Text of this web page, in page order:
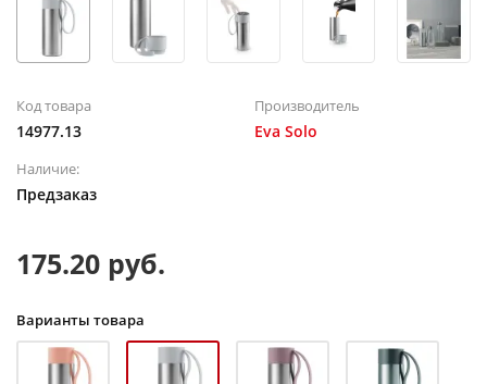
Код товара
14977.13
Производитель
Eva Solo
Наличие:
Предзаказ
175.20 руб.
Варианты товара